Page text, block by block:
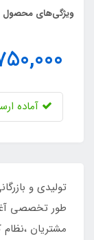
ویژگی‌های محصول
آماده
طور تخصصی
مشتریان ،نظام